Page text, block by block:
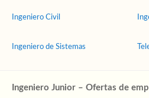
Ingeniero Civil
Ingeniero de Sistemas
Ingeniero Junior – Ofertas de